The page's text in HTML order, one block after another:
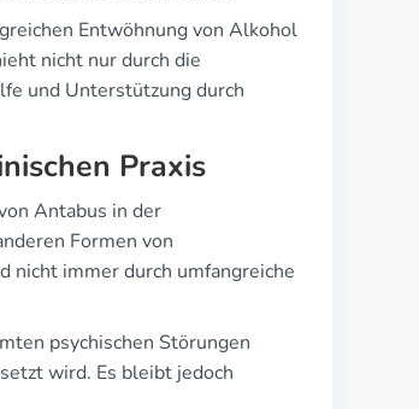
Entwöhnung von Alkohol
nicht nur durch die
und Unterstützung durch
Praxis
Antabus in der
Formen von
nicht immer durch umfangreiche
psychischen Störungen
wird. Es bleibt jedoch